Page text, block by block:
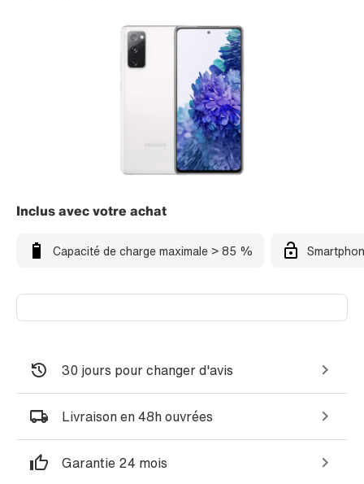
Inclus avec votre achat
Capacité de charge maximale > 85 %
30 jours pour changer d'avis
Livraison en 48h ouvrées
Garantie 24 mois